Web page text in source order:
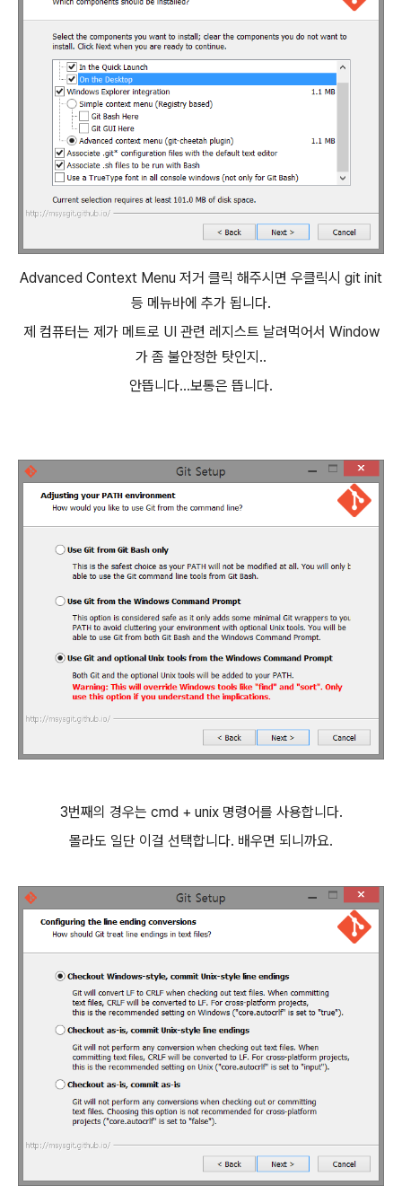
Advanced Context Menu 저거 클릭 해주시면 우클릭시 git init
등 메뉴바에 추가 됩니다.
제 컴퓨터는 제가 메트로 UI 관련 레지스트 날려먹어서 Window
가 좀 불안정한 탓인지..
안뜹니다...보통은 뜹니다.
3번째의 경우는 cmd + unix 명령어를 사용합니다.
몰라도 일단 이걸 선택합니다. 배우면 되니까요.